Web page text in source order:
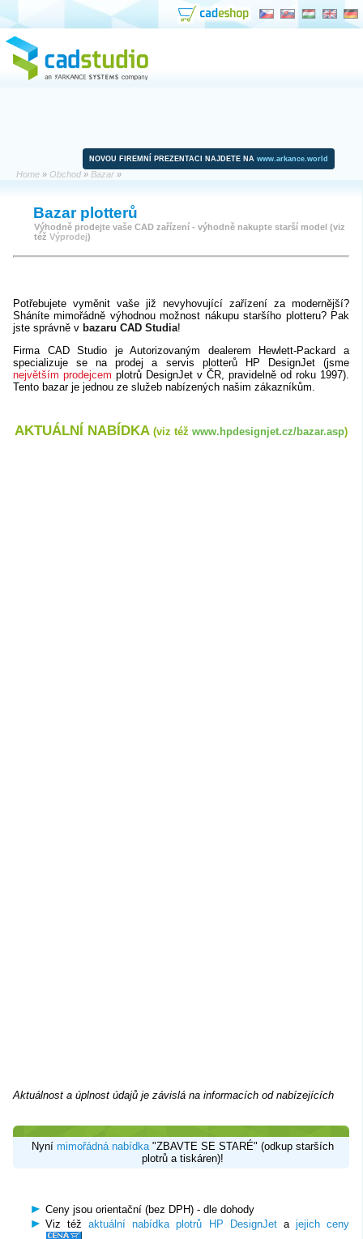
NOVOU FIREMNÍ PREZENTACI NAJDETE NA www.arkance.world
Home » Obchod » Bazar »
Bazar plotterů
Výhodně prodejte vaše CAD zařízení - výhodně nakupte starší model (viz
též Výprodej)
Potřebujete vyměnit vaše již nevyhovující zařízení za modernější?
Sháníte mimořádně výhodnou možnost nákupu staršího plotteru? Pak
jste správně v bazaru CAD Studia!
Firma CAD Studio je Autorizovaným dealerem Hewlett-Packard a
specializuje se na prodej a servis plotterů HP DesignJet (jsme
největším prodejcem plotrů DesignJet v ČR, pravidelně od roku 1997).
Tento bazar je jednou ze služeb nabízených našim zákazníkům.
AKTUÁLNÍ NABÍDKA (viz též www.hpdesignjet.cz/bazar.asp)
Aktuálnost a úplnost údajů je závislá na informacích od nabízejících
Nyní mimořádná nabídka"ZBAVTE SE STARÉ" (odkup starších
plotrů a tiskáren)!
Ceny jsou orientační (bez DPH) - dle dohody
Viz téžaktuální nabídka plotrů HP DesignJeta jejich ceny